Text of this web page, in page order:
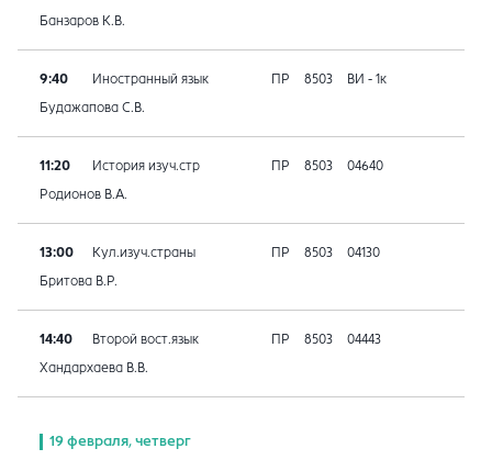
Банзаров К.В.
9:40 Иностранный язык ПР 8503 ВИ - 1к
Будажапова С.В.
11:20 История изуч.стр ПР 8503 04640
Родионов В.А.
13:00 Кул.изуч.страны ПР 8503 04130
Бритова В.Р.
14:40 Второй вост.язык ПР 8503 04443
Хандархаева В.В.
19 февраля, четверг